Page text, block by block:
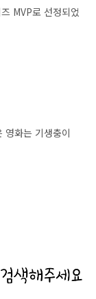
MVP로 선정되었
화는 기생충이